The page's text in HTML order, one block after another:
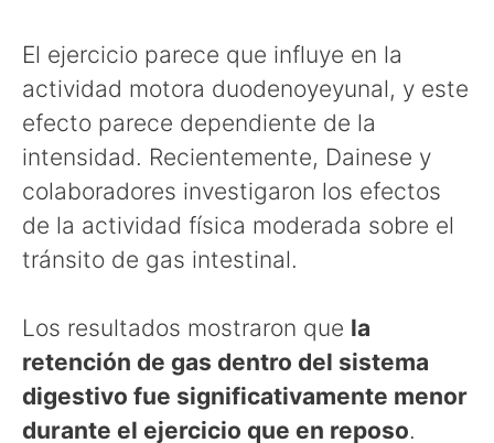
El ejercicio parece que influye en la
actividad motora duodenoyeyunal, y este
efecto parece dependiente de la
intensidad. Recientemente, Dainese y
colaboradores investigaron los efectos
de la actividad física moderada sobre el
tránsito de gas intestinal.
Los resultados mostraron que la
retención de gas dentro del sistema
digestivo fue significativamente menor
durante el ejercicio que en reposo.